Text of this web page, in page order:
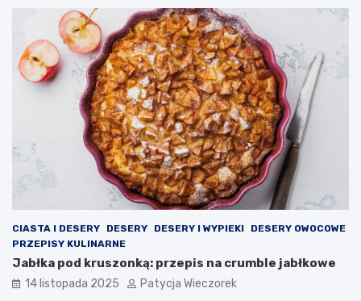
CIASTA I DESERY DESERY DESERY I WYPIEKI
DESERY OWOCOWE
PRZEPISY KULINARNE
Jabłka pod kruszonką: przepis na crumble jabłkowe
14 listopada 2025 Patycja Wieczorek